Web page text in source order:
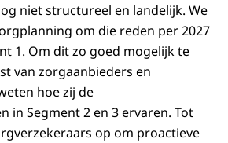
niet structureel en landelijk. We
om die reden per 2027
1. Om dit zo goed mogelijk te
van zorgaanbieders en
hoe zij de
in Segment 2 en 3 ervaren. Tot
op om proactieve